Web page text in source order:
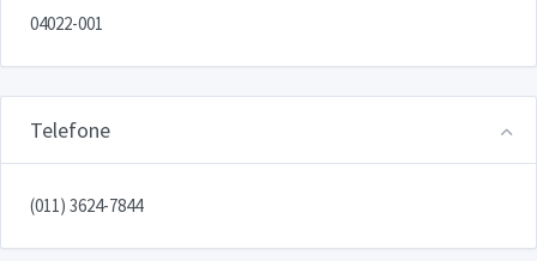
04022-001
Telefone
(011) 3624-7844